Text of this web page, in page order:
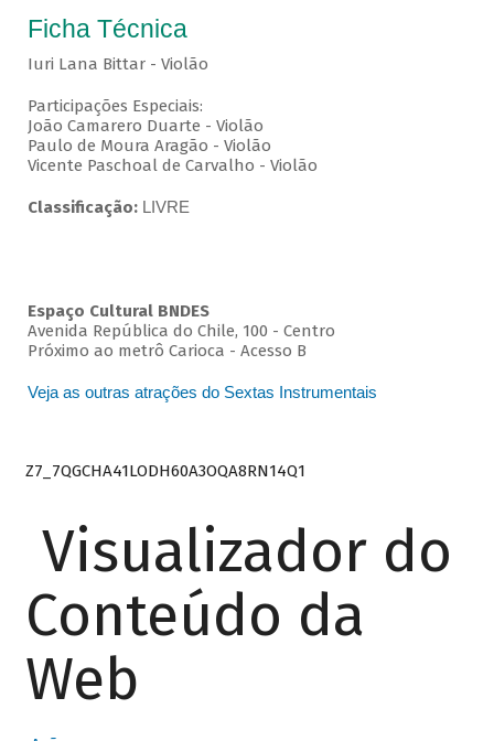
Ficha Técnica
Iuri Lana Bittar - Violão
Participações Especiais:
João Camarero Duarte - Violão
Paulo de Moura Aragão - Violão
Vicente Paschoal de Carvalho - Violão
Classificação: LIVRE
Espaço Cultural BNDES
Avenida República do Chile, 100 - Centro
Próximo ao metrô Carioca - Acesso B
Veja as outras atrações do Sextas Instrumentais
Z7_7QGCHA41LODH60A3OQA8RN14Q1
Visualizador do
Conteúdo da
Web